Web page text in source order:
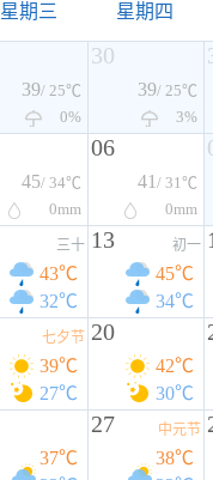
星期三 星期四
39/ 25℃
0%
30
39/ 25℃
3%
45/ 34℃
0mm
06
41 / 31℃
0mm
三十
43℃
32℃
13 初一
45℃
34℃
七夕节
39℃
27℃
20
42℃
30℃
37℃
27 中元节
38℃